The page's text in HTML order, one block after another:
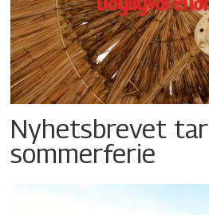
Nyhetsbrevet tar
sommerferie